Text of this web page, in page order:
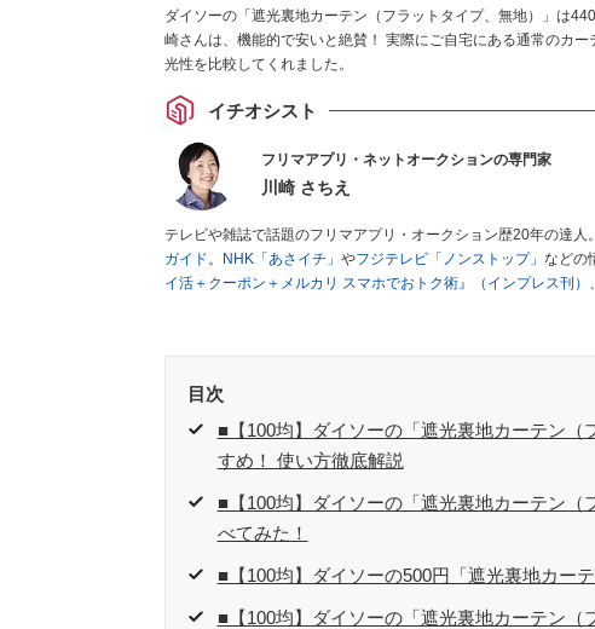
ダイソーの「遮光裏地カーテン（フラットタイプ、無地）」は
崎さんは、機能的で安いと絶賛！ 実際にご自宅にある通常のカ
光性を比較してくれました。
イチオシスト
フリマアプリ・ネットオークションの専門家
川崎 さちえ
テレビや雑誌で話題のフリマアプリ・オークション歴20年の達人。
ガイド。 NHK「あさイチ」 やフジテレビ「ノンストップ」 などの
イ活＋クーポン＋メルカリ スマホでおトク術』（インプレス刊） 、
■経歴：2003年、夫が子育てをするために、突然会社を辞める
いた時間でできるオークションに目をつける。しかし、取引の
を生活の一部に取り入れるべく、「ネットオークションやフリ
た消費税増税の社会においては、ネットオークションやフリマ
点でユーザーとして参加中。
目次
■【100均】ダイソーの「遮光裏地カーテン
すめ！ 使い方徹底解説
■【100均】ダイソーの「遮光裏地カーテン
べてみた！
■【100均】ダイソーの500円「遮光裏地カー
■【100均】ダイソーの「遮光裏地カーテン